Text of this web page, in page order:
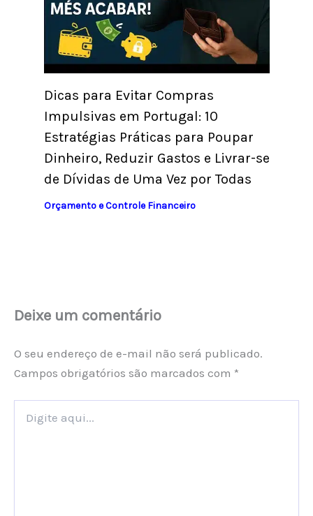
Dicas para Evitar Compras
Impulsivas em Portugal: 10
Estratégias Práticas para Poupar
Dinheiro, Reduzir Gastos e Livrar-se
de Dívidas de Uma Vez por Todas
Orçamento e Controle Financeiro
Deixe um comentário
O seu endereço de e-mail não será publicado.
Campos obrigatórios são marcados com *
aqui...